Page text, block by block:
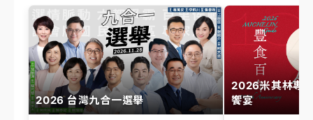
2026 台灣九合一選舉
2026米其林專
饗宴